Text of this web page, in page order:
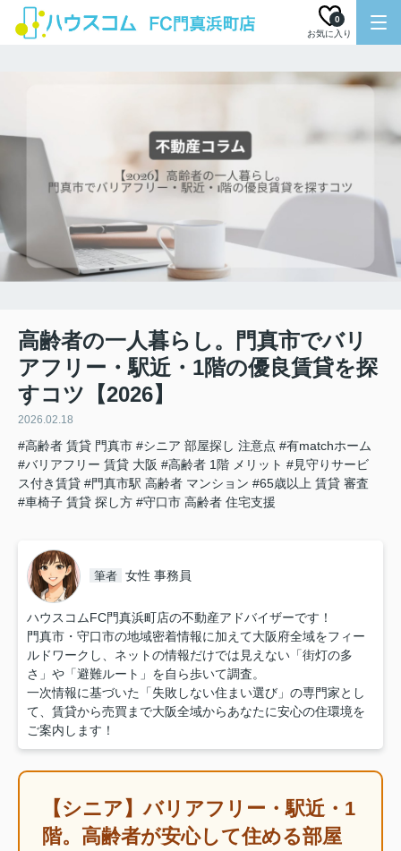
お気に入り
0
高齢者の一人暮らし。門真市でバリ
アフリー・駅近・1階の優良賃貸を探
すコツ【2026】
2026.02.18
#高齢者 賃貸 門真市 #シニア 部屋探し 注意点 #有matchホーム
#バリアフリー 賃貸 大阪 #高齢者 1階 メリット #見守りサービ
ス付き賃貸 #門真市駅 高齢者 マンション #65歳以上 賃貸 審査
#車椅子 賃貸 探し方 #守口市 高齢者 住宅支援
筆者 女性 事務員
ハウスコムFC門真浜町店の不動産アドバイザーです！
門真市・守口市の地域密着情報に加えて大阪府全域をフィー
ルドワークし、ネットの情報だけでは見えない「街灯の多
さ」や「避難ルート」を自ら歩いて調査。
一次情報に基づいた「失敗しない住まい選び」の専門家とし
て、賃貸から売買まで大阪全域からあなたに安心の住環境を
ご案内します！
【シニア】バリアフリー・駅近・1
階。高齢者が安心して住める部屋